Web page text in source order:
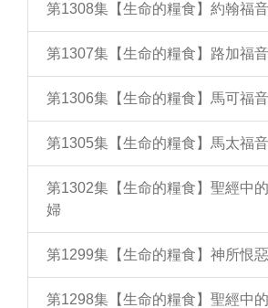
第1308集【生命的糧食】約翰福
第1307集【生命的糧食】路加福
第1306集【生命的糧食】馬可福
第1305集【生命的糧食】馬太福
第1302集【生命的糧食】聖經中
婦
第1299集【生命的糧食】神所恨
第1298集【生命的糧食】聖經中